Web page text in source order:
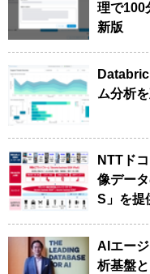
理で100
新版
ム分析
NTTド
像デー
S」を提
AIエー
析基盤